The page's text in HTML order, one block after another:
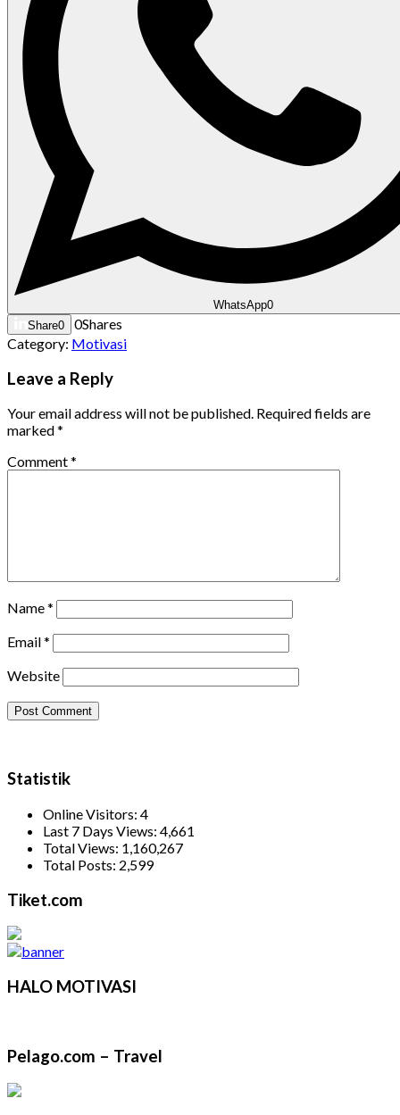
WhatsApp0
Share0 0Shares
Category: Motivasi
Leave a Reply
Your email address will not be published. Required fields are
marked*
Comment*
Name*
Email*
Website
Statistik
Online Visitors: 4
Last 7 Days Views: 4,661
Total Views: 1,160,267
Total Posts: 2,599
Tiket.com
HALO MOTIVASI
Pelago.com – Travel